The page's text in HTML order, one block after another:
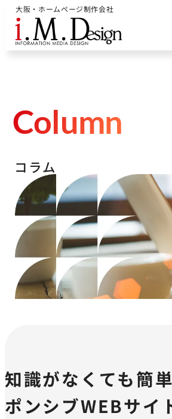
大阪・ホームページ制作会社
Column
コ ラム
知識がなくても簡
ポンシブWEBサイ